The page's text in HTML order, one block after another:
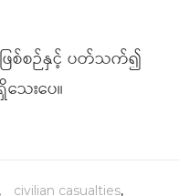
စ်စဉ်နှင့် ပတ်သက်၍
ေးပေ။
, civilian casualties,